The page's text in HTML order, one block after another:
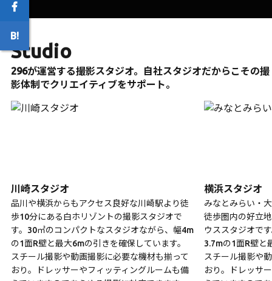
Studio
296が運営する撮影スタジオ。自社スタジオだからこその撮
影体制でクリエイティブをサポート。
川崎スタジオ
品川や横浜からもアクセス良好な川崎駅より徒
歩10分にある白ホリゾントの撮影スタジオで
す。30㎡のコンパクトなスタジオながら、幅4m
の1面R壁と最大6mの引きを確保しています。
スチール撮影や動画撮影に必要な機材も揃って
おり。ドレッサーやフィッティングルームも備
横浜スタジオ
みなとみらい・
徒歩圏内の好立
ウススタジオで
3.7mの1面R壁と
スチール撮影や
おり。ドレッサ